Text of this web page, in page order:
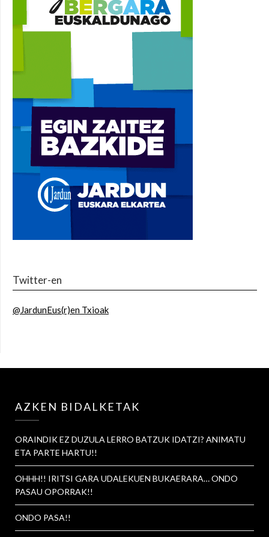
Twitter-en
@JardunEus(r)en Txioak
AZKEN BIDALKETAK
ORAINDIK EZ DUZULA LERRO BATZUK IDATZI? ANIMATU
ETA PARTE HARTU!!
OHHH!! IRITSI GARA UDALEKUEN BUKAERARA… ONDO
PASAU OPORRAK!!
ONDO PASA!!